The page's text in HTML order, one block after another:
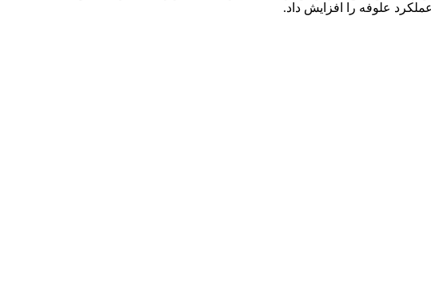
علوفه را افزایش داد.